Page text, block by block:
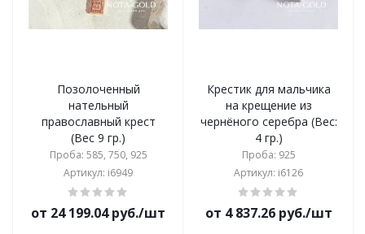
Позолоченный
нательный
православный крест
(Вес 9 гр.)
Проба: 585, 750, 925
Артикул: i6949
от 24 199.04 руб./шт
Крестик для мальчика
на крещение из
чернёного серебра (Вес:
4 гр.)
Проба: 925
Артикул: i6126
от 4 837.26 руб./шт